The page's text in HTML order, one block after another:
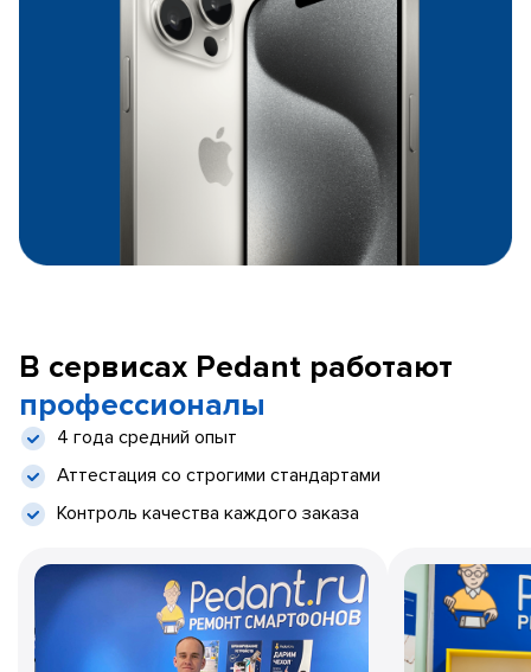
В сервисах Pedant работают
профессионалы
4 года средний опыт
Аттестация со строгими стандартами
Контроль качества каждого заказа